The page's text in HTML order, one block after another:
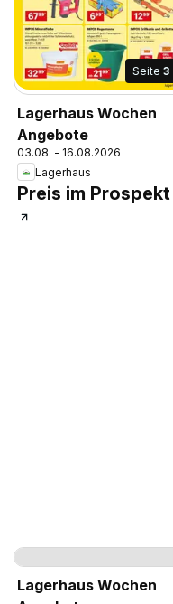
Seite 3
Lagerhaus Wochen
Angebote
03.08. - 16.08.2026
Lagerhaus
Preis im Prospekt